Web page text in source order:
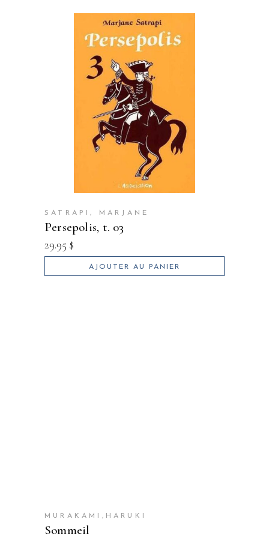
SATRAPI, MARJANE
persepolis, t. 03
29.95 $
AJOUTER AU PANIER
MURAKAMI,HARUKI
sommeil